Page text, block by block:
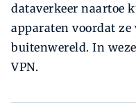
dataverkeer naartoe
apparaten voordat
buitenwereld. In
VPN.